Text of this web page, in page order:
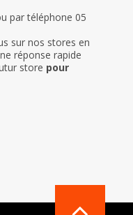
par téléphone 05
sur nos stores en
réponse rapide
store pour